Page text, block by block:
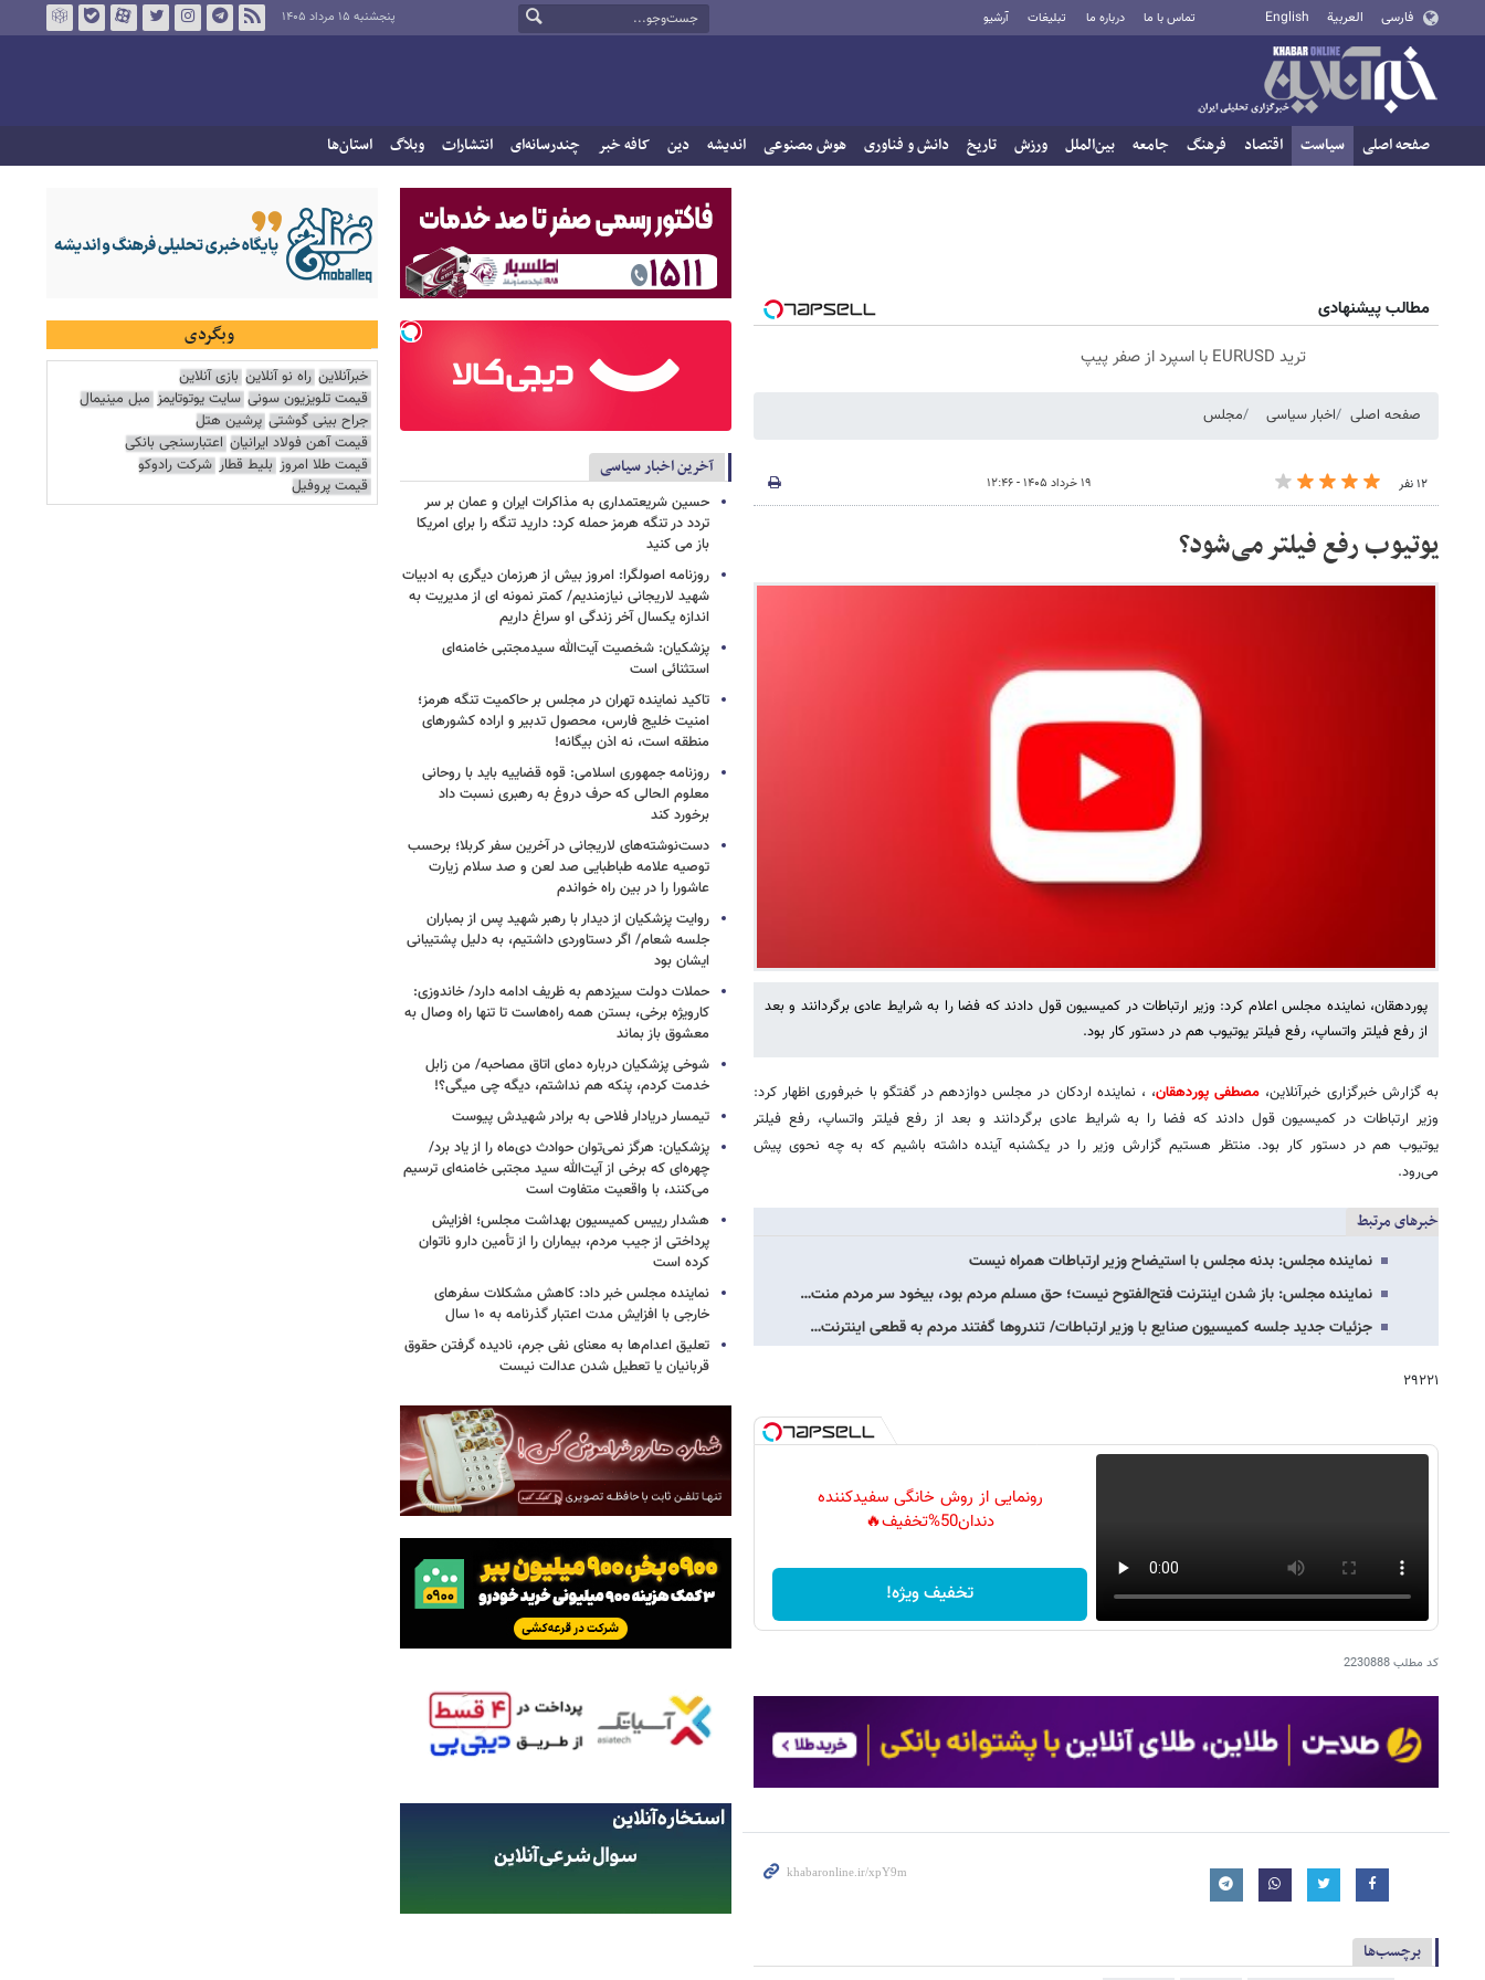
فارسی العربية English تماس با ما درباره ما تبلیغات آرشیو پنجشنبه ۱۵ مرداد ۱۴۰۵
صفحه اصلی سیاست اقتصاد فرهنگ جامعه بین‌الملل ورزش تاریخ دانش و فناوری هوش مصنوعی اندیشه دین کافه خبر چندرسانه‌ای انتشارات وبلاگ استان‌ها
مطالب پیشنهادی
ترید EURUSD با اسپرد از صفر پیپ
صفحه اصلی اخبار سیاسی مجلس
۱۲ نفر ۱۹ خرداد ۱۴۰۵ - ۱۲:۴۶
یوتیوب رفع فیلتر می‌شود؟
پوردهقان، نماینده مجلس اعلام کرد: وزیر ارتباطات در کمیسیون قول دادند که فضا را به شرایط عادی برگردانند و بعد
از رفع فیلتر واتساپ، رفع فیلتر یوتیوب هم در دستور کار بود.
به گزارش خبرگزاری خبرآنلاین، مصطفی پوردهقان، ، نماینده اردکان در مجلس دوازدهم در گفتگو با خبرفوری اظهار کرد:
وزیر ارتباطات در کمیسیون قول دادند که فضا را به شرایط عادی برگردانند و بعد از رفع فیلتر واتساپ، رفع فیلتر
یوتیوب هم در دستور کار بود. منتظر هستیم گزارش وزیر را در یکشنبه آینده داشته باشیم که به چه نحوی پیش
می‌رود.
خبرهای مرتبط
نماینده مجلس: بدنه مجلس با استیضاح وزیر ارتباطات همراه نیست
نماینده مجلس: باز شدن اینترنت فتح‌الفتوح نیست؛ حق مسلم مردم بود، بیخود سر مردم منت…
جزئیات جدید جلسه کمیسیون صنایع با وزیر ارتباطات/ تندروها گفتند مردم به قطعی اینترنت…
۲۹۲۲۱
رونمایی از روش خانگی سفیدکننده
دندان50%تخفیف🔥
تخفیف ویژه!
کد مطلب2230888
برچسب‌ها
آخرین اخبار سیاسی
حسین شریعتمداری به مذاکرات ایران و عمان بر سر
تردد در تنگه هرمز حمله کرد: دارید تنگه را برای امریکا
باز می کنید
روزنامه اصولگرا: امروز بیش از هرزمان دیگری به ادبیات
شهید لاریجانی نیازمندیم/ کمتر نمونه ای از مدیریت به
اندازه یکسال آخر زندگی او سراغ داریم
پزشکیان: شخصیت آیت‌الله سیدمجتبی خامنه‌ای
استثنائی است
تاکید نماینده تهران در مجلس بر حاکمیت تنگه هرمز؛
امنیت خلیج فارس، محصول تدبیر و اراده کشورهای
منطقه است، نه اذن بیگانه!
روزنامه جمهوری اسلامی: قوه قضاییه باید با روحانی
معلوم الحالی که حرف دروغ به رهبری نسبت داد
برخورد کند
دست‌نوشته‌های لاریجانی در آخرین سفر کربلا؛ برحسب
توصیه علامه طباطبایی صد لعن و صد سلام زیارت
عاشورا را در بین راه خواندم
روایت پزشکیان از دیدار با رهبر شهید پس از بمباران
جلسه شعام/ اگر دستاوردی داشتیم، به دلیل پشتیبانی
ایشان بود
حملات دولت سیزدهم به ظریف ادامه دارد/ خاندوزی:
کارویژه برخی، بستن همه راه‌هاست تا تنها راه وصال به
معشوق باز بماند
شوخی پزشکیان درباره دمای اتاق مصاحبه/ من زابل
خدمت کردم، پنکه هم نداشتم، دیگه چی میگی؟!
تیمسار دریادار فلاحی به برادر شهیدش پیوست
پزشکیان: هرگز نمی‌توان حوادث دی‌ماه را از یاد برد/
چهره‌ای که برخی از آیت‌الله سید مجتبی خامنه‌ای ترسیم
می‌کنند، با واقعیت متفاوت است
هشدار رییس کمیسیون بهداشت مجلس؛ افزایش
پرداختی از جیب مردم، بیماران را از تأمین دارو ناتوان
کرده است
نماینده مجلس خبر داد: کاهش مشکلات سفرهای
خارجی با افزایش مدت اعتبار گذرنامه به ۱۰ سال
تعلیق اعدام‌ها به معنای نفی جرم، نادیده گرفتن حقوق
قربانیان یا تعطیل شدن عدالت نیست
وبگردی
خبرآنلاین راه نو آنلاین بازی آنلاین
قیمت تلویزیون سونی سایت یوتوتایمز مبل مینیمال
جراح بینی گوشتی پرشین هتل
قیمت آهن فولاد ایرانیان اعتبارسنجی بانکی
قیمت طلا امروز بلیط قطار شرکت رادوکو
قیمت پروفیل